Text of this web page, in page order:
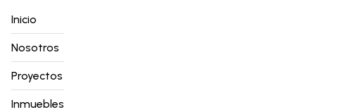
Inicio
Nosotros
Proyectos
Inmuebles